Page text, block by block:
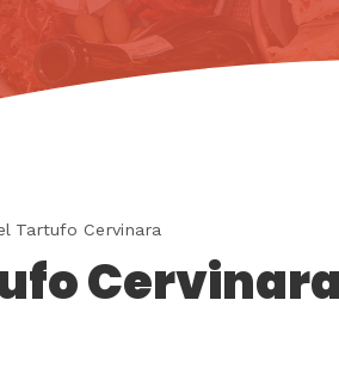
Tartufo Cervinara
Cervinara